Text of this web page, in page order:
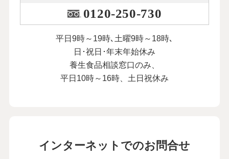
0120-250-730
平日9時～19時､土曜9時～18時､
日･祝日･年末年始休み
養生食品相談窓口のみ、
平日10時～16時、土日祝休み
インターネットでのお問合せ